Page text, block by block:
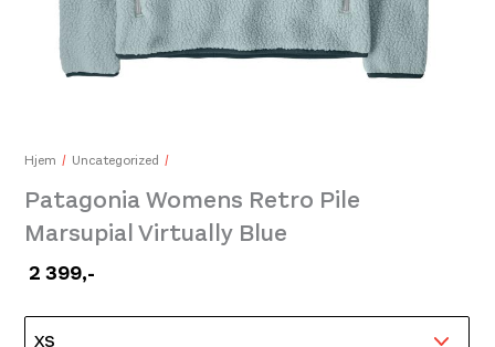
450,-
Hjem Uncategorized
Patagonia Womens Retro Pile
Marsupial Virtually Blue
2 399,-